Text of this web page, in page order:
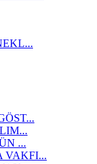
...
VAKFI...